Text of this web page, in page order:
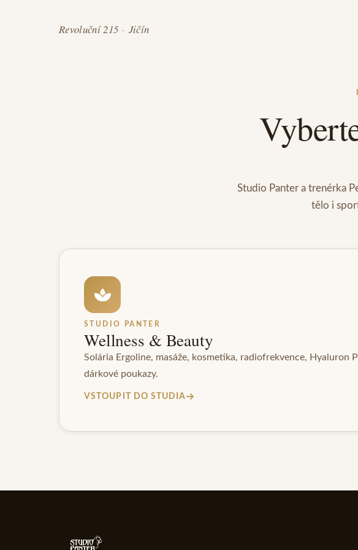
Revoluční 215 · Jičín
Studio Panter a trenérka
tělo i
STUDIO PANTER
Wellness & Beauty
Solária Ergoline, masáže, kosmetika, radiofrekvence, Hyaluron
dárkové poukazy.
VSTOUPIT DO STUDIA